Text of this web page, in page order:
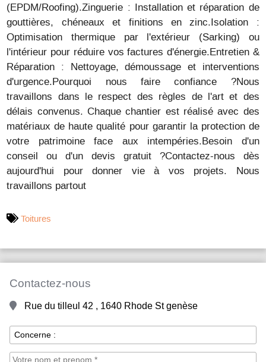
(EPDM/Roofing).Zinguerie : Installation et réparation de
gouttières, chéneaux et finitions en zinc.Isolation :
Optimisation thermique par l'extérieur (Sarking) ou
l'intérieur pour réduire vos factures d'énergie.Entretien &
Réparation : Nettoyage, démoussage et interventions
d'urgence.Pourquoi nous faire confiance ?Nous
travaillons dans le respect des règles de l'art et des
délais convenus. Chaque chantier est réalisé avec des
matériaux de haute qualité pour garantir la protection de
votre patrimoine face aux intempéries.Besoin d'un
conseil ou d'un devis gratuit ?Contactez-nous dès
aujourd'hui pour donner vie à vos projets. Nous
travaillons partout
Toitures
Contactez-nous
Rue du tilleul 42 , 1640 Rhode St genèse